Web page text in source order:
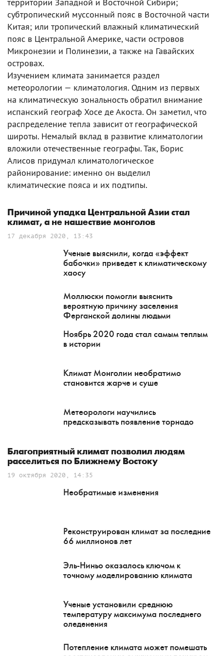
субтропический муссонный пояс в Восточной части
Китая; или тропический влажный климатический
пояс в Центральной Америке, части островов
Микронезии и Полинезии, а также на Гавайских
островах.
Изучением климата занимается раздел
метеорологии — климатология. Одним из первых
на климатическую зональность обратил внимание
испанский географ Хосе де Акоста. Он заметил, что
распределение тепла зависит от географической
широты. Немалый вклад в развитие климатологии
вложили отечественные географы. Так, Борис
Алисов придумал климатологическое
районирование: именно он выделил
климатические пояса и их подтипы.
Причиной упадка Центральной Азии стал
климат, а не нашествие монголов
17 декабря 2020, 13:43
Ученые выяснили, когда «эффект
бабочки» приведет к климатическому
хаосу
Моллюски помогли выяснить
вероятную причину заселения
Ферганской долины людьми
Ноябрь 2020 года стал самым теплым
в истории
Климат Монголии необратимо
становится жарче и суше
Метеорологи научились
предсказывать появление торнадо
Благоприятный климат позволил людям
расселиться по Ближнему Востоку
19 октября 2020, 14:35
Необратимые изменения
Реконструирован климат за последние
66 миллионов лет
Эль-Ниньо оказалось ключом к
точному моделированию климата
Ученые установили среднюю
температуру максимума последнего
оледенения
Потепление климата может помешать